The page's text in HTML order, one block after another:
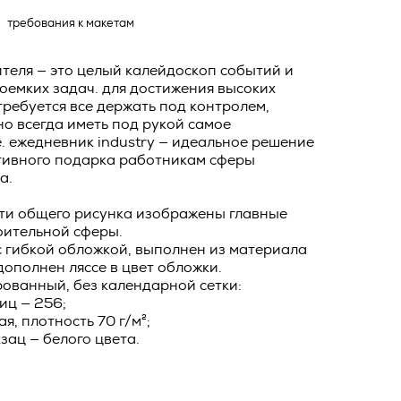
требования к макетам
— это целый калейдоскоп событий и
задач. для достижения высоких
все держать под контролем,
всегда иметь под рукой самое
ежедневник industry — идеальное решение
подарка работникам сферы
общего рисунка изображены главные
сферы.
гибкой обложкой, выполнен из материала
ляссе в цвет обложки.
без календарной сетки:
— 256;
плотность 70 г/м²;
— белого цвета.
–
по
и
№152-ФЗ
с
(ИНН
адрес
Поля, д.